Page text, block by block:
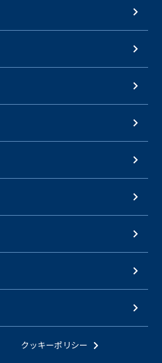
クッキーポリシー